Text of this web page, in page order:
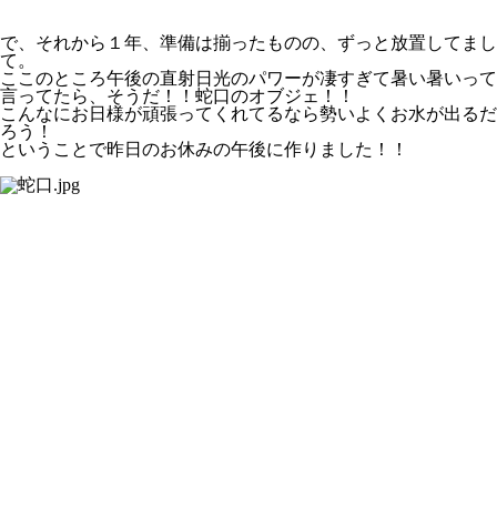
で、それから１年、準備は揃ったものの、ずっと放置してまし
て。
ここのところ午後の直射日光のパワーが凄すぎて暑い暑いって
言ってたら、そうだ！！蛇口のオブジェ！！
こんなにお日様が頑張ってくれてるなら勢いよくお水が出るだ
ろう！
ということで昨日のお休みの午後に作りました！！